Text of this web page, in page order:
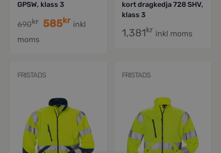
GPSW, klass 3
690kr 585kr inkl
moms
kort dragkedja 728 SHV,
klass 3
1,381kr inkl moms
FRISTADS FRISTADS